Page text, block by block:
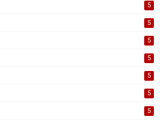
5
5
5
5
5
5
5